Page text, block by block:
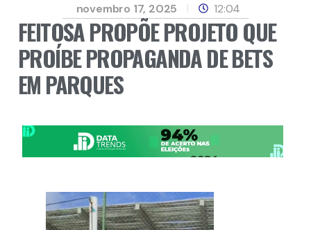
novembro 17, 2025 12:04
FEITOSA PROPÕE PROJETO QUE
PROÍBE PROPAGANDA DE BETS
EM PARQUES